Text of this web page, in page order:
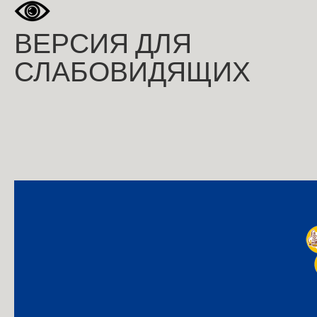
ВЕРСИЯ ДЛЯ
СЛАБОВИДЯЩИХ